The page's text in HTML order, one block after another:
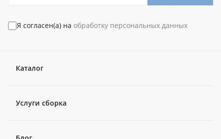
Я согласен(а) на обработку персональных данных
Каталог
Услуги сборка